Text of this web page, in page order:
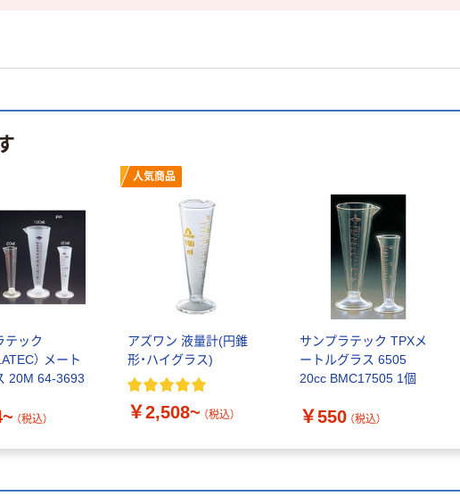
テック
） メート
20M 64-3693
（税込）
人気商品
アズワン 液量計(円錐
形・ハイグラス)
￥2,508~ （税込）
サンプラテック TPXメ
ートルグラス 6505
20cc BMC17505 1個
￥550 （税込）